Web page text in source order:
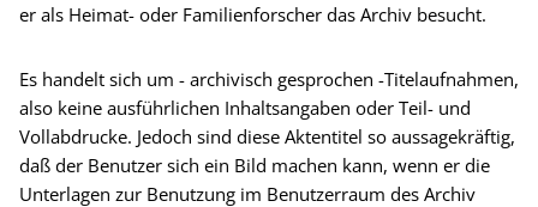
er als Heimat- oder Familienforscher das Archiv besucht.
Es handelt sich um - archivisch gesprochen -Titelaufnahmen,
also keine ausführlichen Inhaltsangaben oder Teil- und
Vollabdrucke. Jedoch sind diese Aktentitel so aussagekräftig,
daß der Benutzer sich ein Bild machen kann, wenn er die
Unterlagen zur Benutzung im Benutzerraum des Archiv